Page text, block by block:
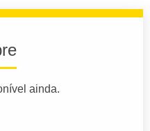
ainda.